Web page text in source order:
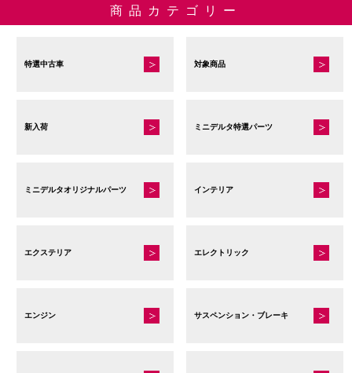
商品カテゴリー
特選中古車 対象商品
新入荷 ミニデルタ特選パーツ
ミニデルタオリジナルパーツ インテリア
エクステリア エレクトリック
エンジン サスペンション・ブレーキ